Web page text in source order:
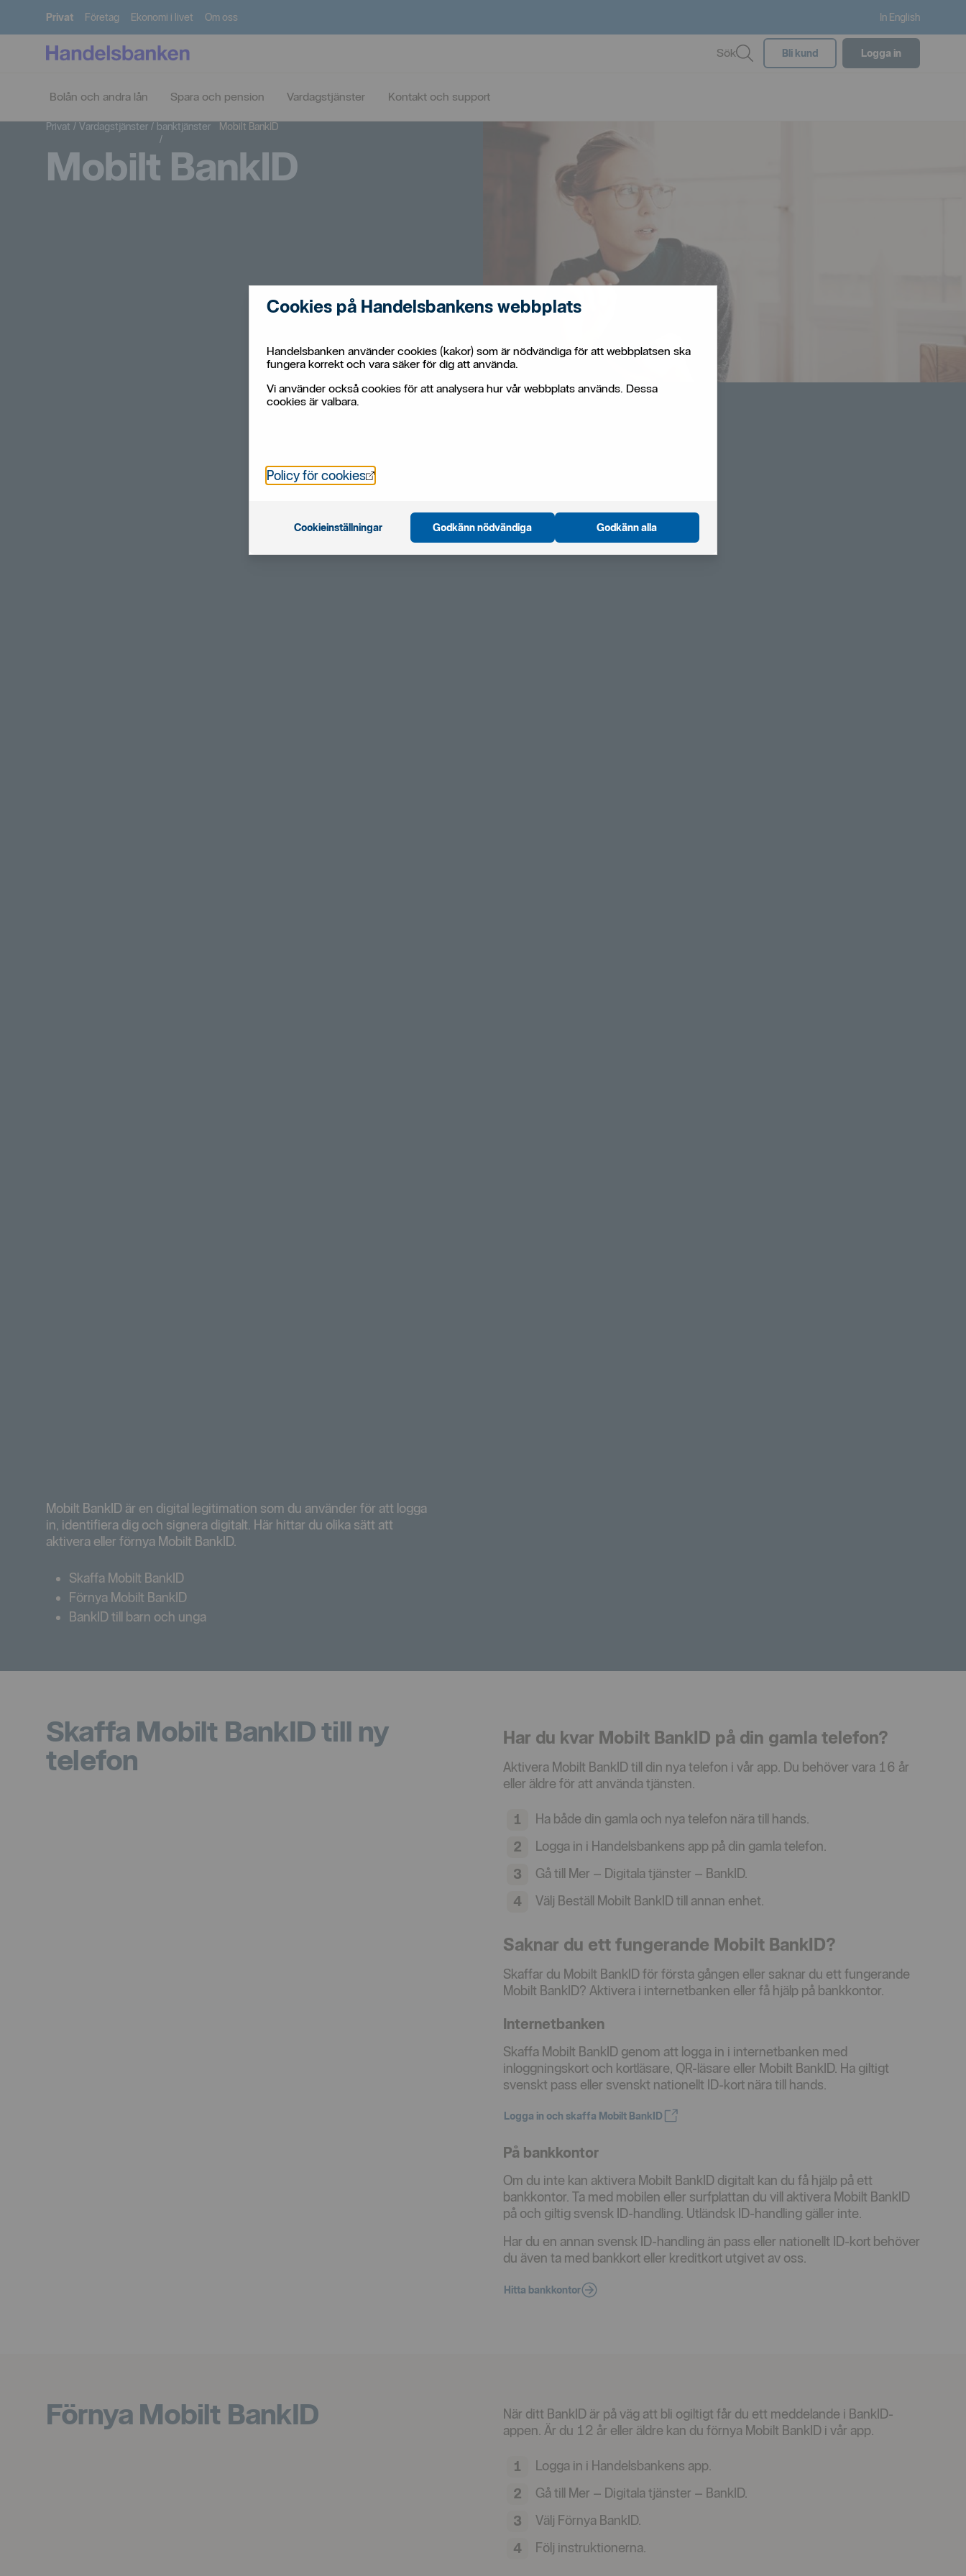
Cookies på Handelsbankens webbplats
Handelsbanken använder cookies (kakor) som är nödvändiga för att webbplatsen ska
fungera korrekt och vara säker för dig att använda.
Vi använder också cookies för att analysera hur vår webbplats används. Dessa
cookies är valbara.
Policy för cookies Öppnas i nytt fönster
Cookieinställningar Godkänn nödvändiga Godkänn alla
Privat Företag Ekonomi i livet Om oss In English
Sök Bli kund Logga in
Bolån och andra lån Spara och pension Vardagstjänster Kontakt och support
Privat / Vardagstjänster / banktjänster
/
Mobilt BankID
Mobilt BankID
Mobilt BankID är en digital legitimation som du använder för att logga
in, identifiera dig och signera digitalt. Här hittar du olika sätt att
aktivera eller förnya Mobilt BankID.
Skaffa Mobilt BankID
Förnya Mobilt BankID
BankID till barn och unga
Skaffa Mobilt BankID till ny
telefon
Har du kvar Mobilt BankID på din gamla telefon?
Aktivera Mobilt BankID till din nya telefon i vår app. Du behöver vara 16 år
eller äldre för att använda tjänsten.
Ha både din gamla och nya telefon nära till hands.
Logga in i Handelsbankens app på din gamla telefon.
Gå till Mer – Digitala tjänster – BankID.
Välj Beställ Mobilt BankID till annan enhet.
Saknar du ett fungerande Mobilt BankID?
Skaffar du Mobilt BankID för första gången eller saknar du ett fungerande
Mobilt BankID? Aktivera i internetbanken eller få hjälp på bankkontor.
Internetbanken
Skaffa Mobilt BankID genom att logga in i internetbanken med
inloggningskort och kortläsare, QR-läsare eller Mobilt BankID. Ha giltigt
svenskt pass eller svenskt nationellt ID-kort nära till hands.
Logga in och skaffa Mobilt BankID
Öppnas i nytt fönster
På bankkontor
Om du inte kan aktivera Mobilt BankID digitalt kan du få hjälp på ett
bankkontor. Ta med mobilen eller surfplattan du vill aktivera Mobilt BankID
på och giltig svensk ID-handling. Utländsk ID-handling gäller inte.
Har du en annan svensk ID-handling än pass eller nationellt ID-kort behöver
du även ta med bankkort eller kreditkort utgivet av oss.
Hitta bankkontor
Förnya Mobilt BankID
När ditt BankID är på väg att bli ogiltigt får du ett meddelande i BankID-
appen. Är du 12 år eller äldre kan du förnya Mobilt BankID i vår app.
Logga in i Handelsbankens app.
Gå till Mer – Digitala tjänster – BankID.
Välj Förnya BankID.
Följ instruktionerna.